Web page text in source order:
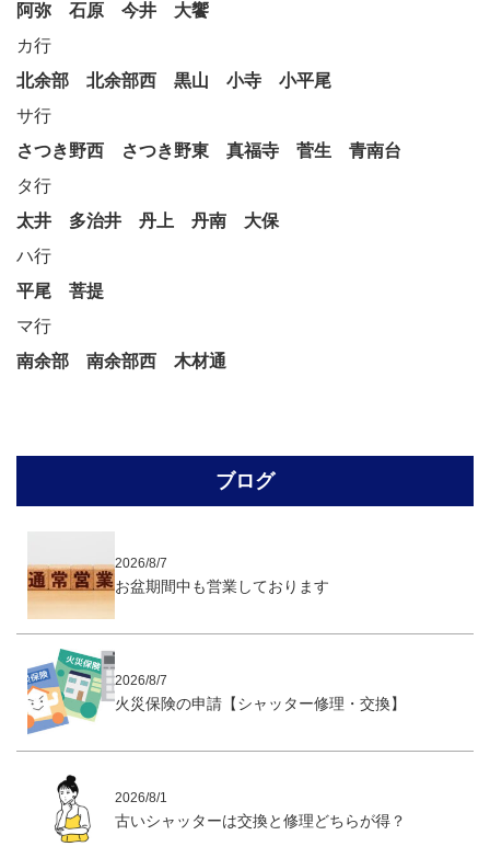
阿弥
石原 今井
大饗
カ行
北余部
北余部西 黒山 小寺
小平尾
サ行
さつき野西
さつき野東 真福寺 菅生
青南台
タ行
太井
多治井 丹上 丹南
大保
ハ行
平尾
菩提
マ行
南余部
南余部西 木材通
ブログ
2026/8/7
お盆期間中も営業しております
2026/8/7
火災保険の申請【シャッター修理・交換】
2026/8/1
古いシャッターは交換と修理どちらが得？